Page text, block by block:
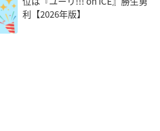
利【2026年版】